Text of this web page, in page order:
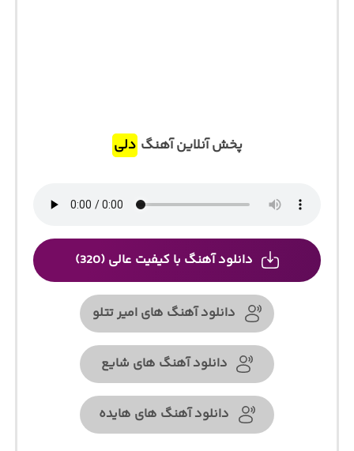
پخش آنلاین آهنگ دلی
دانلود آهنگ با کیفیت عالی (320)
دانلود آهنگ های امیر تتلو
دانلود آهنگ های شایع
دانلود آهنگ های هایده